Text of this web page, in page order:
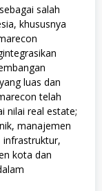
salah
khususnya
luas dan
telah
nilai real estate;
manajemen
infrastruktur,
kota dan